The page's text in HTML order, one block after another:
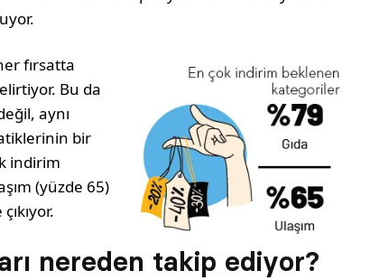
fırsatta
Bu da
aynı
bir
indirim
(yüzde 65)
nereden takip ediyor?